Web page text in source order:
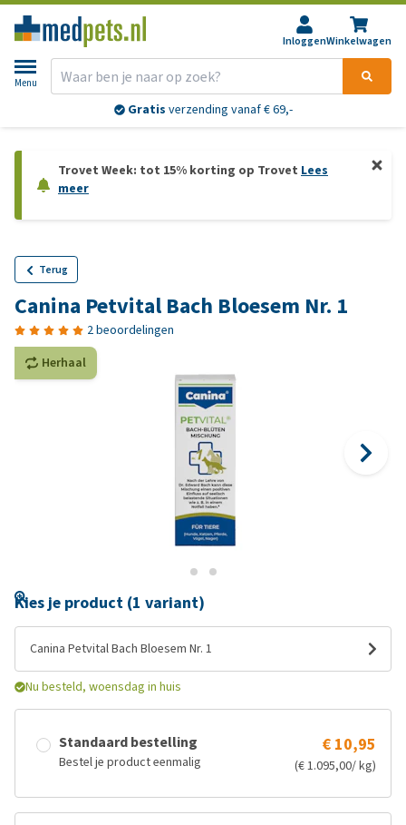
InloggenWinkelwagen
Menu
Gratis verzending vanaf € 69,-
Trovet Week: tot 15% korting op Trovet Lees
meer
Terug
Canina Petvital Bach Bloesem Nr. 1
2 beoordelingen
Herhaal
Kies je product (1 variant)
Canina Petvital Bach Bloesem Nr. 1
Nu besteld, woensdag in huis
Standaard bestelling
Bestel je product eenmalig
€ 10,95
(€ 1.095,00/ kg)